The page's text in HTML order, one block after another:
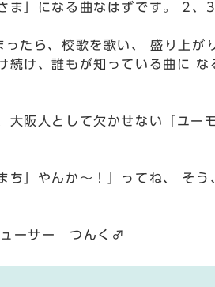
ま」になる曲なはずです。 2、
たら、校歌を歌い、 盛り上が
続け、誰もが知っている曲に
阪人として欠かせない「ユー
」やんか～！」ってね、 そ
ーサー つんく♂